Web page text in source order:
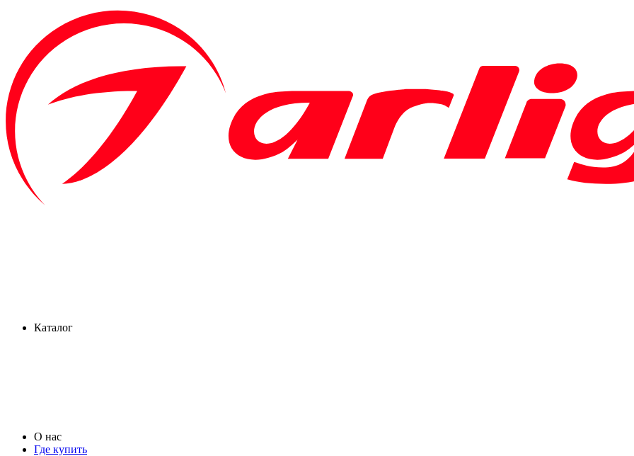
Каталог
О нас
Где купить